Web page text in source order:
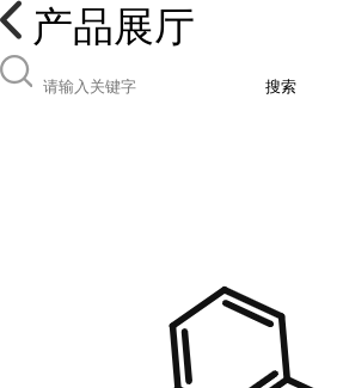
产品展厅
搜索